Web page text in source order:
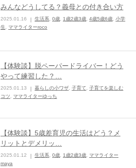
みんなどうしてる？義母との付き合い方
2025.01.16 生活系 0歳 1歳2歳3歳 4歳5歳6歳 小学
生
ママライターroco
【体験談】脱ペーパードライバー！どう
やって練習した？…
2025.01.13 暮らしの小ワザ 子育て
子育てを楽しむ
コツ
ママライターゆっち
【体験談】5歳差育児の生活はどう？メ
リットとデメリッ…
2025.01.12 生活系, 0歳, 1歳2歳3歳, ママライター
maya